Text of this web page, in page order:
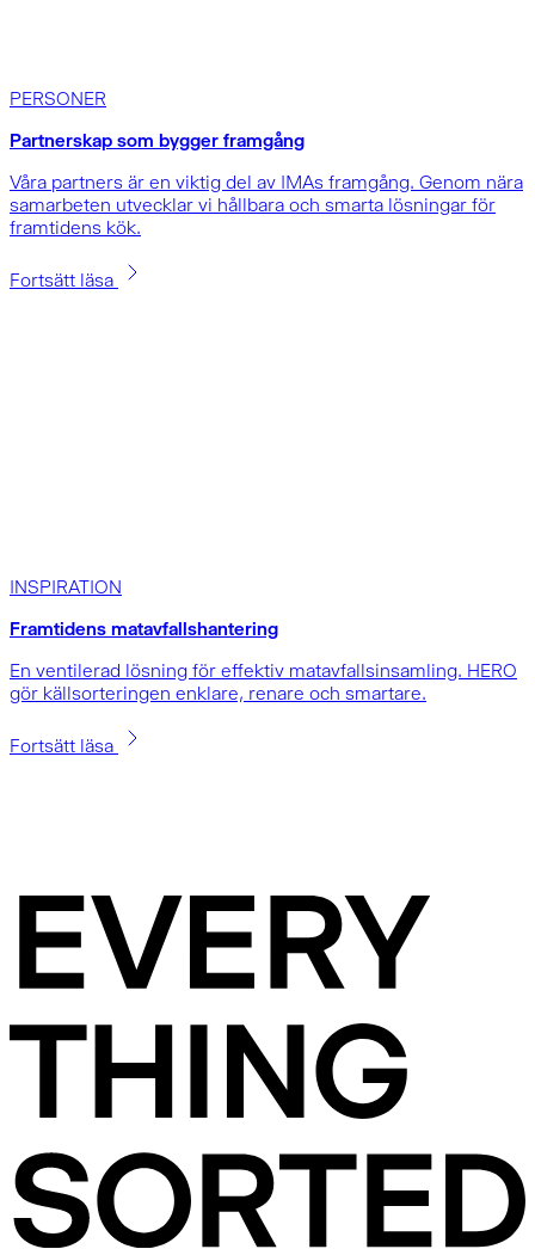
PERSONER
Partnerskap som bygger framgång
Våra partners är en viktig del av IMAs framgång. Genom nära
samarbeten utvecklar vi hållbara och smarta lösningar för
framtidens kök.
Fortsätt läsa
INSPIRATION
Framtidens matavfallshantering
En ventilerad lösning för effektiv matavfallsinsamling. HERO
gör källsorteringen enklare, renare och smartare.
Fortsätt läsa